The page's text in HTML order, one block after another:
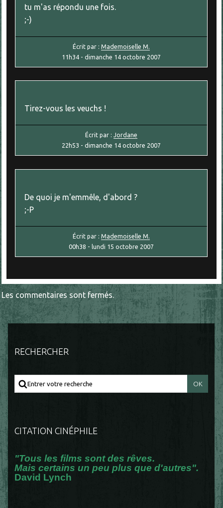
tu m'as répondu une fois.
;-)
Écrit par :Mademoiselle M.
11h34 -dimanche 14 octobre 2007
Tirez-vous les veuchs !
Écrit par :Jordane
22h53 -dimanche 14 octobre 2007
De quoi je m'emmêle, d'abord ?
;-P
Écrit par :Mademoiselle M.
00h38 -lundi 15 octobre 2007
Les commentaires sont fermés.
RECHERCHER
CITATION CINÉPHILE
"Tous les films sont des rêves.
Mais certains un peu plus que d'autres".
David Lynch